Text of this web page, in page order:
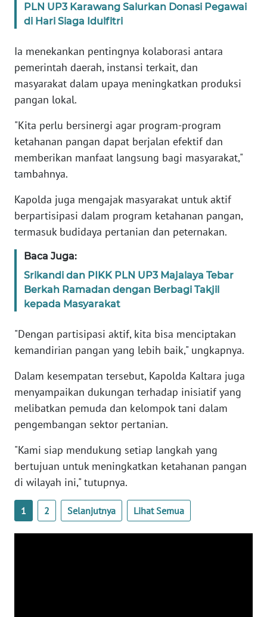
PLN UP3 Karawang Salurkan Donasi Pegawai
di Hari Siaga Idulfitri
Ia menekankan pentingnya kolaborasi antara
pemerintah daerah, instansi terkait, dan
masyarakat dalam upaya meningkatkan produksi
pangan lokal.
"Kita perlu bersinergi agar program-program
ketahanan pangan dapat berjalan efektif dan
memberikan manfaat langsung bagi masyarakat,"
tambahnya.
Kapolda juga mengajak masyarakat untuk aktif
berpartisipasi dalam program ketahanan pangan,
termasuk budidaya pertanian dan peternakan.
Baca Juga:
Srikandi dan PIKK PLN UP3 Majalaya Tebar
Berkah Ramadan dengan Berbagi Takjil
kepada Masyarakat
"Dengan partisipasi aktif, kita bisa menciptakan
kemandirian pangan yang lebih baik," ungkapnya.
Dalam kesempatan tersebut, Kapolda Kaltara juga
menyampaikan dukungan terhadap inisiatif yang
melibatkan pemuda dan kelompok tani dalam
pengembangan sektor pertanian.
"Kami siap mendukung setiap langkah yang
bertujuan untuk meningkatkan ketahanan pangan
di wilayah ini," tutupnya.
1 2 Selanjutnya Lihat Semua
WN
JAKARTA
WN
JABAR
WN
WN
NTT
KEPRI
WN
WN
PAPUA
BARAT
WN
RIAU
WN
SERAMBI
WN
WN
SULTRA
WN
NTB